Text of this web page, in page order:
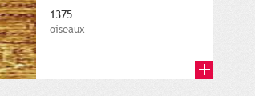
1375
oiseaux